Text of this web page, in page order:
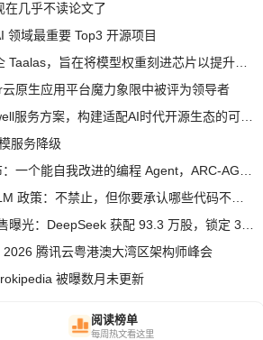
在几乎不读论文了
领域最重要 Top3 开源项目
原生应用平台魔力象限中被评为领导者
服务降级
腾讯云粤港澳大湾区架构师峰会
被曝数月未更新
阅读榜单
每周热文看这里